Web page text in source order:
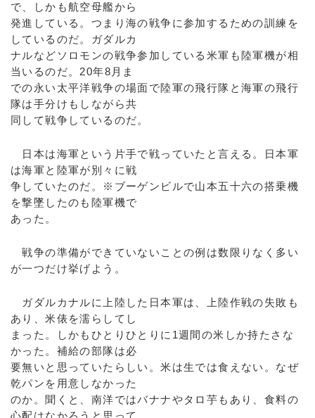
で、しかも航空母艦から
発進している。つまり海の戦争に参加するための訓練を
しているのだ。ガダルカ
ナルなどソロモンの戦争参加している米軍も陸軍機が相
当いるのだ。20年8月ま
での永い太平洋戦争の場面で陸軍の飛行隊と海軍の飛行
隊は手分けもしながら共
同して戦争しているのだ。
日本は海軍という片手で戦っていたと言える。日本軍
は海軍と陸軍が別々に戦
争していたのだ。※ブーゲンビルで山本五十六の搭乗機
を撃墜したのも陸軍機で
あった。
戦争の準備ができていないことの例は数限りなく多い
が一つだけ挙げよう。
ガダルカナルに上陸した日本軍は、上陸作戦の失敗も
あり、米俵を濡らしてし
まった。しかもひとりひとりに1週間の米しか持たさな
かった。補給の部隊は必
要無いと思っていたらしい。米は生では食えない。なぜ
乾パンを用意しなかった
のか。聞くと、南洋ではバナナやタロ芋もあり、食料の
心配はなかろうと思って